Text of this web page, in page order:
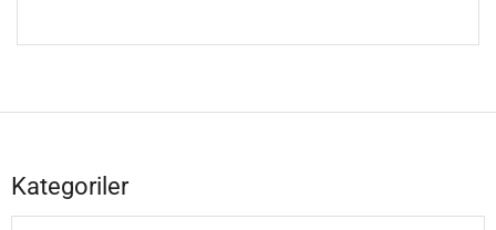
Kategoriler